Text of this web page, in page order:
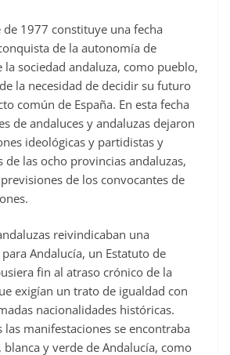
de 1977 constituye una fecha
de la autonomía de
la sociedad andaluza, como pueblo,
la necesidad de decidir su futuro
común de España. En esta fecha
de andaluces y andaluzas dejaron
ideológicas y partidistas y
de las ocho provincias andaluzas,
de los convocantes de
reivindicaban una
Andalucía, un Estatuto de
fin al atraso crónico de la
exigían un trato de igualdad con
nacionalidades históricas.
las manifestaciones se encontraba
blanca y verde de Andalucía, como